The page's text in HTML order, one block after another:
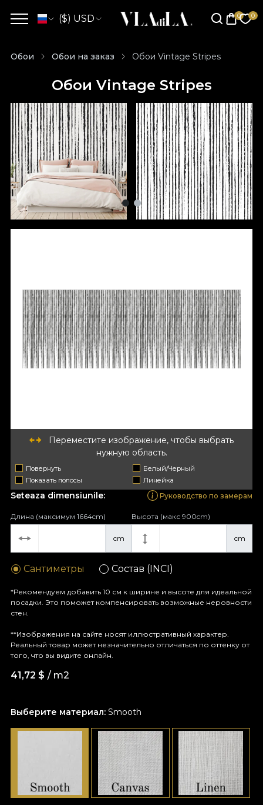
($) USD
Обои Обои на заказ Обои Vintage Stripes
Обои Vintage Stripes
Переместите изображение, чтобы выбрать
нужную область.
Повернуть
Белый/Черный
Показать полосы
Линейка
Выберите материал: Smooth
Seteaza dimensiunile: Руководство по замерам
cm
Длина (максимум 1664cm)
cm
Высота (макс 900cm)
Сантиметры Состав (INCI)
*Рекомендуем добавить 10 см к ширине и высоте для идеальной
посадки. Это поможет компенсировать возможные неровности
стен.
**Изображения на сайте носят иллюстративный характер.
Реальный товар может незначительно отличаться по оттенку от
того, что вы видите онлайн.
41,72 $ / m2